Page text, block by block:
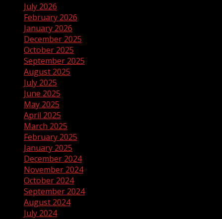
July 2026
February 2026
January 2026
December 2025
October 2025
September 2025
August 2025
July 2025
June 2025
May 2025
April 2025
March 2025
February 2025
January 2025
December 2024
November 2024
October 2024
September 2024
August 2024
July 2024